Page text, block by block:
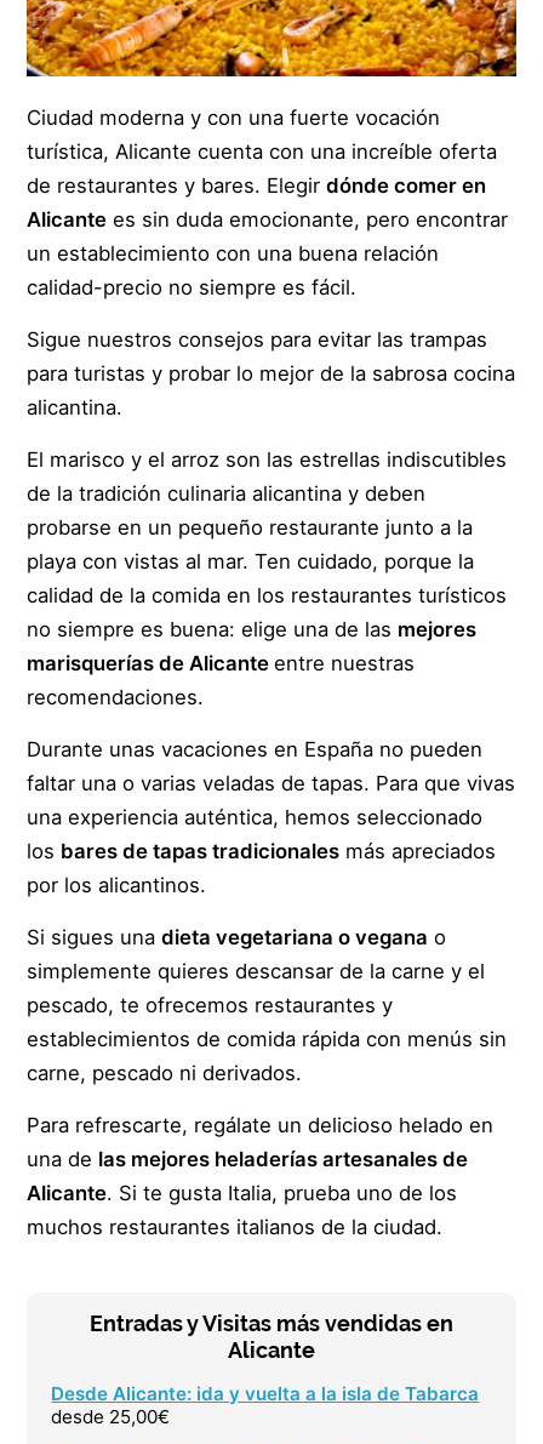
Ciudad moderna y con una fuerte vocación
turística, Alicante cuenta con una increíble oferta
de restaurantes y bares. Elegirdónde comer en
Alicante es sin duda emocionante, pero encontrar
un establecimiento con una buena relación
calidad-precio no siempre es fácil.
Sigue nuestros consejos para evitar las trampas
para turistas y probar lo mejor de la sabrosa cocina
alicantina.
El marisco y el arroz son las estrellas indiscutibles
de la tradición culinaria alicantina y deben
probarse en un pequeño restaurante junto a la
playa con vistas al mar. Ten cuidado, porque la
calidad de la comida en los restaurantes turísticos
no siempre es buena: elige una de las mejores
marisquerías de Alicanteentre nuestras
recomendaciones.
Durante unas vacaciones en España no pueden
faltar una o varias veladas de tapas. Para que vivas
una experiencia auténtica, hemos seleccionado
los bares de tapas tradicionales más apreciados
por los alicantinos.
Si sigues unadieta vegetariana o vegana o
simplemente quieres descansar de la carne y el
pescado, te ofrecemos restaurantes y
establecimientos de comida rápida con menús sin
carne, pescado ni derivados.
Para refrescarte, regálate un delicioso helado en
una de las mejores heladerías artesanales de
Alicante. Si te gusta Italia, prueba uno de los
muchos restaurantes italianos de la ciudad.
Entradas y Visitas más vendidas en
Alicante
Desde Alicante: ida y vuelta a la isla de Tabarca
desde 25,00€